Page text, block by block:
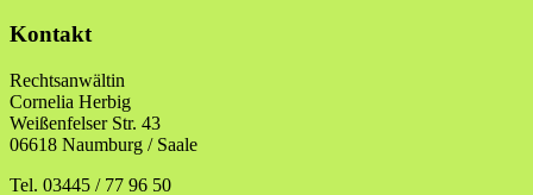
Kontakt
Rechtsanwältin
Cornelia Herbig
Weißenfelser Str. 43
06618 Naumburg / Saale
Tel. 03445 / 77 96 50